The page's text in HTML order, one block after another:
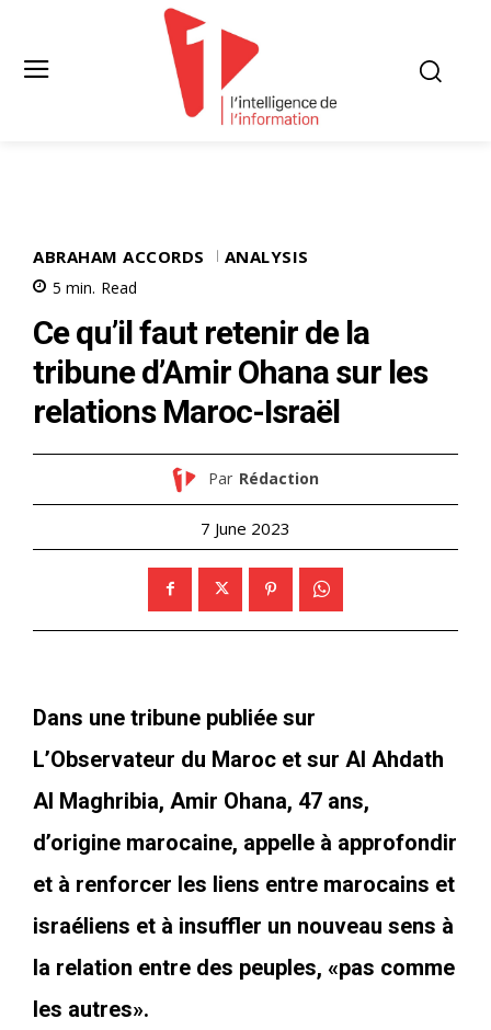
ABRAHAM ACCORDS ANALYSIS
5 min. Read
Ce qu’il faut retenir de la
tribune d’Amir Ohana sur les
relations Maroc-Israël
Par Rédaction
7 June 2023
Dans une tribune publiée sur
L’Observateur du Maroc et sur Al Ahdath
Al Maghribia, Amir Ohana, 47 ans,
d’origine marocaine, appelle à approfondir
et à renforcer les liens entre marocains et
israéliens et à insuffler un nouveau sens à
la relation entre des peuples, «pas comme
les autres».